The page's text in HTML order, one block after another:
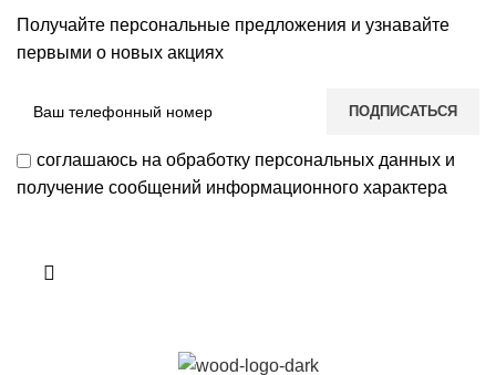
Получайте персональные предложения и узнавайте
первыми о новых акциях
соглашаюсь на обработку персональных данных и
получение сообщений информационного характера